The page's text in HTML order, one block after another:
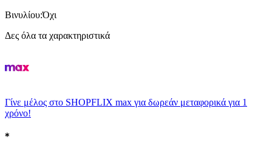
Βινυλίου:Όχι
Δες όλα τα χαρακτηριστικά
Γίνε μέλος στο SHOPFLIX max για δωρεάν μεταφορικά για 1
χρόνο!